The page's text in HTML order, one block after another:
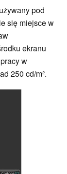
pod
się miejsce w
ekranu
w
250 cd/m².